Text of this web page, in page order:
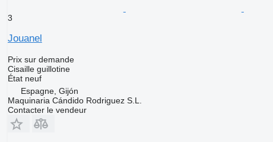
3
Jouanel
Prix sur demande
Cisaille guillotine
Étatneuf
Espagne, Gijón
Maquinaria Cándido Rodriguez S.L.
Contacter le vendeur